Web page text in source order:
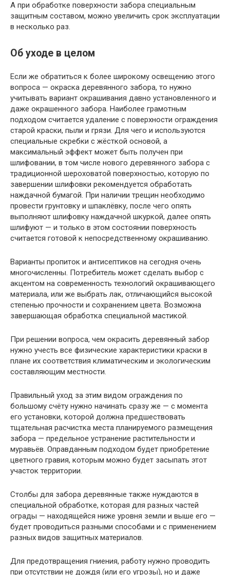
А при обработке поверхности забора специальным
защитным составом, можно увеличить срок эксплуатации
в несколько раз.
Об уходе в целом
Если же обратиться к более широкому освещению этого
вопроса — окраска деревянного забора, то нужно
учитывать вариант окрашивания давно установленного и
даже окрашенного забора. Наиболее грамотным
подходом считается удаление с поверхности ограждения
старой краски, пыли и грязи. Для чего и используются
специальные скребки с жёсткой основой, а
максимальный эффект может быть получен при
шлифовании, в том числе нового деревянного забора с
традиционной шероховатой поверхностью, которую по
завершении шлифовки рекомендуется обработать
наждачной бумагой. При наличии трещин необходимо
провести грунтовку и шпаклёвку, после чего опять
выполняют шлифовку наждачной шкуркой, далее опять
шлифуют — и только в этом состоянии поверхность
считается готовой к непосредственному окрашиванию.
Варианты пропиток и антисептиков на сегодня очень
многочисленны. Потребитель может сделать выбор с
акцентом на современность технологий окрашивающего
материала, или же выбрать лак, отличающийся высокой
степенью прочности и сохранением цвета. Возможна
завершающая обработка специальной мастикой.
При решении вопроса, чем окрасить деревянный забор
нужно учесть все физические характеристики краски в
плане их соответствия климатическим и экологическим
составляющим местности.
Правильный уход за этим видом ограждения по
большому счёту нужно начинать сразу же — с момента
его установки, которой должна предшествовать
тщательная расчистка места планируемого размещения
забора — предельное устранение растительности и
муравьёв. Оправданным подходом будет приобретение
цветного гравия, которым можно будет засыпать этот
участок территории.
Столбы для забора деревянные также нуждаются в
специальной обработке, которая для разных частей
ограды — находящейся ниже уровня земли и выше его —
будет проводиться разными способами и с применением
разных видов защитных материалов.
Для предотвращения гниения, работу нужно проводить
при отсутствии не дождя (или его угрозы), но и даже